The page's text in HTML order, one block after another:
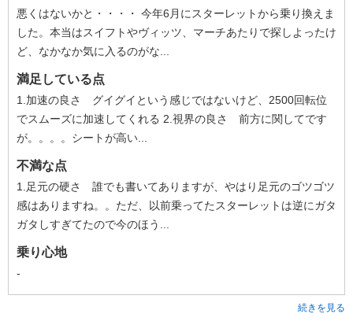
悪くはないかと・・・・ 今年6月にスターレットから乗り換えま
した。本当はスイフトやヴィッツ、マーチあたりで探しよったけ
ど、なかなか気に入るのがな...
満足している点
1.加速の良さ グイグイという感じではないけど、2500回転位
でスムーズに加速してくれる 2.視界の良さ 前方に関してです
が。。。。シートが高い...
不満な点
1.足元の硬さ 誰でも書いてありますが、やはり足元のゴツゴツ
感はありますね。。ただ、以前乗ってたスターレットは逆にガタ
ガタしすぎてたので今のほう...
乗り心地
-
続きを見る